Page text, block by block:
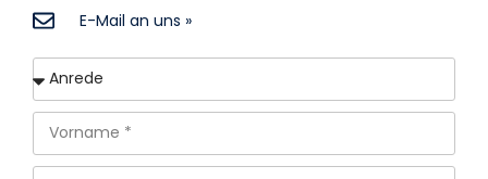
E-Mail an uns »